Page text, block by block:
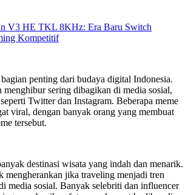
V3 HE TKL 8KHz: Era Baru Switch
Kompetitif
penting dari budaya digital Indonesia.
menghibur sering dibagikan di media sosial,
Twitter dan Instagram. Beberapa meme
viral, dengan banyak orang yang membuat
tersebut.
destinasi wisata yang indah dan menarik.
mengherankan jika traveling menjadi tren
media sosial. Banyak selebriti dan influencer